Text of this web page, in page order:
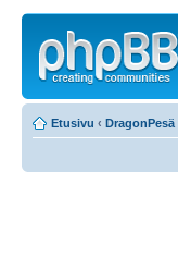
Etusivu ‹ DragonPesä